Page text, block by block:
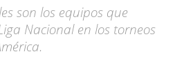
son los equipos que
Nacional en los torneos